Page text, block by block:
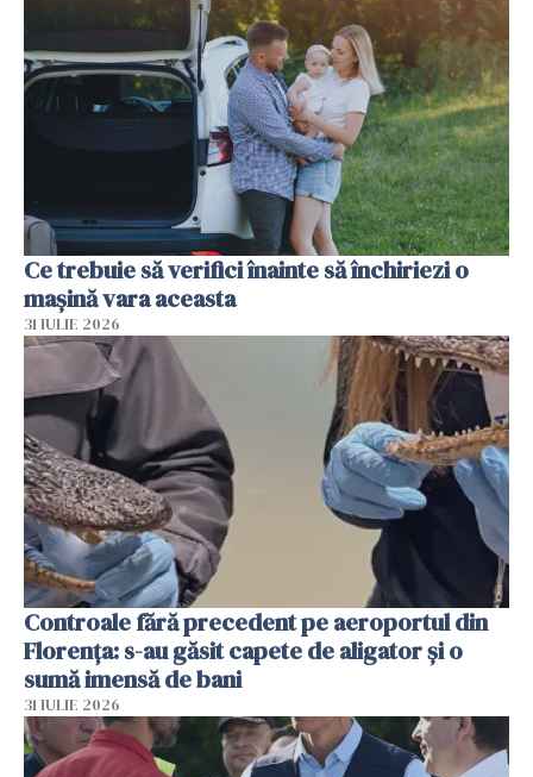
Ce trebuie să verifici înainte să închiriezi o
mașină vara aceasta
31 IULIE 2026
Controale fără precedent pe aeroportul din
Florența: s-au găsit capete de aligator și o
sumă imensă de bani
31 IULIE 2026